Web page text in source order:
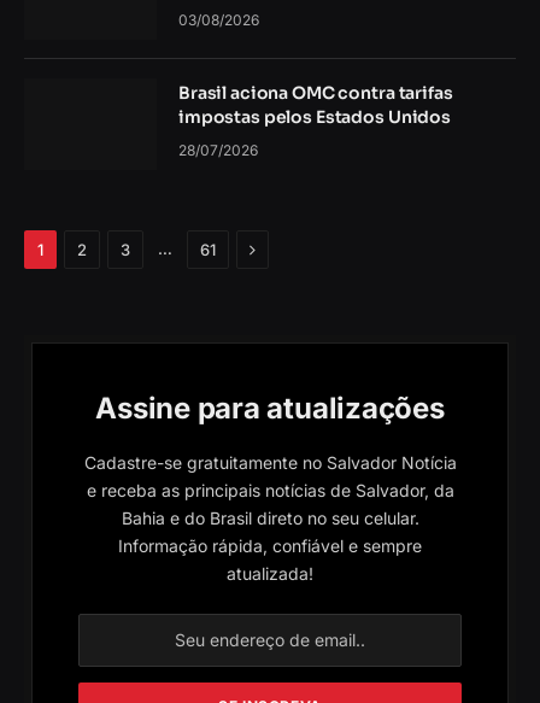
03/08/2026
Brasil aciona OMC contra tarifas
impostas pelos Estados Unidos
28/07/2026
1 2 3 … 61 Próximo
Assine para atualizações
Cadastre-se gratuitamente no Salvador Notícia
e receba as principais notícias de Salvador, da
Bahia e do Brasil direto no seu celular.
Informação rápida, confiável e sempre
atualizada!